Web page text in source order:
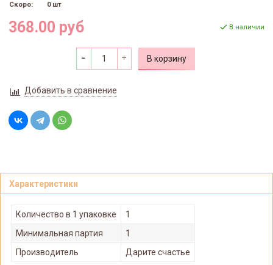
Скоро:
0 шт
368.00 руб В наличии
В корзину
Добавить в сравнение
Характеристики
Количество в 1 упаковке
1
Минимальная партия
1
Производитель
Дарите счастье